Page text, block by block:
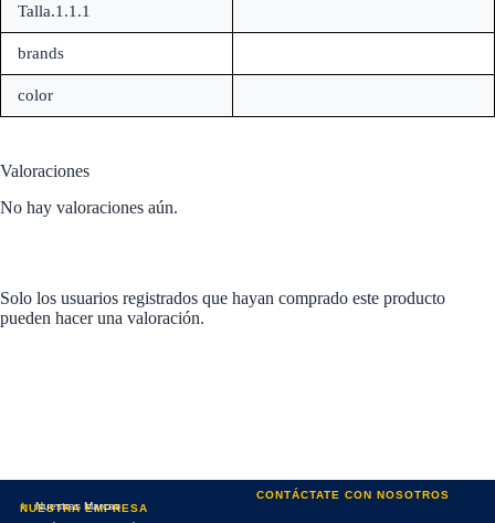
Talla.1.1.1
brands
color
Valoraciones
No hay valoraciones aún.
Solo los usuarios registrados que hayan comprado este producto
pueden hacer una valoración.
NUESTRA EMPRESA
Nuestras Marcas
CONTÁCTATE CON NOSOTROS